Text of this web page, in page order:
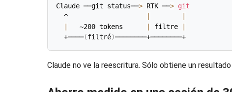
Claude ──git status──> RTK ──> git
  ^
   ~200 tokens
filtre
  +────
(filtré)────────+────────+
Claude no ve la reescritura. Sólo obtiene un